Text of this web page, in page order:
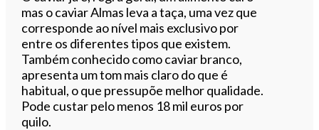
mas o caviar Almas leva a taça, uma vez que
corresponde ao nível mais exclusivo por
entre os diferentes tipos que existem.
Também conhecido como caviar branco,
apresenta um tom mais claro do que é
habitual, o que pressupõe melhor qualidade.
Pode custar pelo menos 18 mil euros por
quilo.